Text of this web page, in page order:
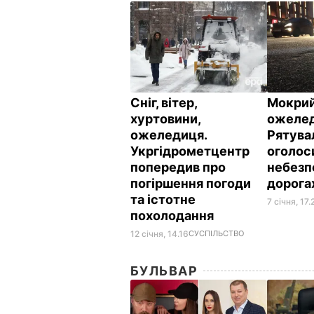
Сніг, вітер,
хуртовини,
ожеледиця.
Укргідрометцентр
попередив про
погіршення погоди
та істотне
похолодання
12 січня, 14.16СУСПІЛЬСТВО
7 січня,
БУЛЬВАР